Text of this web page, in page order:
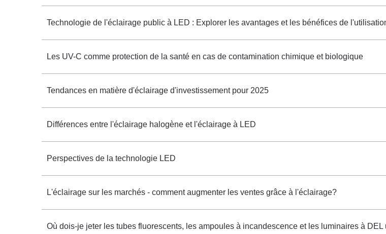
Technologie de l'éclairage public à LED : Explorer les avantages et les bénéfices de
Les UV-C comme protection de la santé en cas de contamination chimique et biologique
Tendances en matière d'éclairage d'investissement pour 2025
Différences entre l'éclairage halogène et l'éclairage à LED
Perspectives de la technologie LED
L'éclairage sur les marchés - comment augmenter les ventes grâce à l'éclairage?
Où dois-je jeter les tubes fluorescents, les ampoules à incandescence et les luminaires à DEL